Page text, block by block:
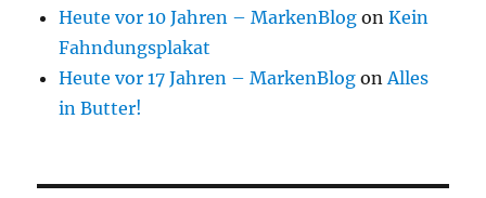
Heute vor 10 Jahren – MarkenBlog onKein
Fahndungsplakat
Heute vor 17 Jahren – MarkenBlog onAlles
in Butter!